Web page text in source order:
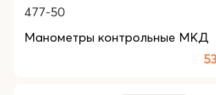
477-50
Манометры контрольные МКД